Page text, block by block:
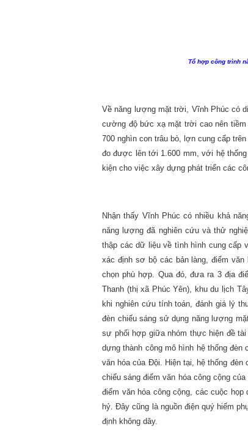
Tổ hợp công trình
Về năng lượng mặt trời, Vĩnh Phúc có
cường độ bức xạ mặt trời cao nên
700 nghìn con trâu bò, lợn cung cấp
đo được lên tới 1.600 mm, với hệ
kiện cho việc xây dựng phát triển các
Nhận thấy Vĩnh Phúc có nhiều khả
năng lượng đã nghiên cứu và thử
thập các dữ liệu về tình hình cung cấp
xác định sơ bộ các bản làng, điểm
chọn phù hợp. Qua đó, đưa ra 3 địa
Thanh (thị xã Phúc Yên), khu du lịch
khi nghiên cứu tính toán, đánh giá lý
đèn chiếu sáng sử dụng năng lượng
sự phối hợp giữa nhóm thực hiện đề
dựng thành công mô hình hệ thống
văn hóa của Đội. Hiện tại, hệ thống
chiếu sáng điểm văn hóa công cộng
điểm văn hóa công cộng, các cuộc
hỷ. Đây cũng là nguồn điện quý hiếm
định không dây.